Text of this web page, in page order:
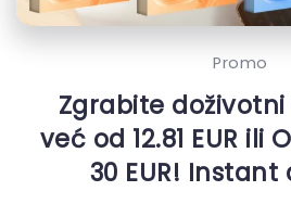
Promo
Zgrabite doživotni
već od 12.81 EUR ili
30 EUR!